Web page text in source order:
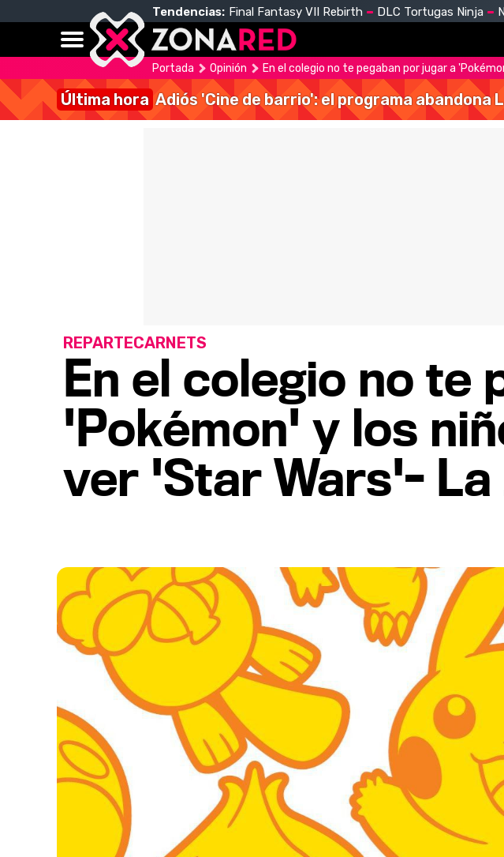
Tendencias: Final Fantasy VII Rebirth DLC Tortugas Ninja
Portada Opinión En el colegio no te pegaban por jugar a
Última hora Adiós 'Cine de barrio': el programa abandona
En el colegio no te
'Pokémon' y los
ver 'Star Wars'- La
REPARTECARNETS